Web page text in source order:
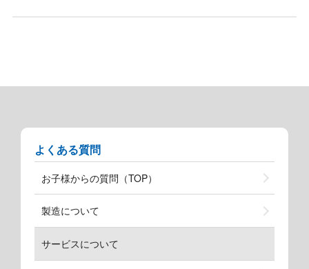
よくある質問
お子様からの質問（TOP）
製造について
サービスについて